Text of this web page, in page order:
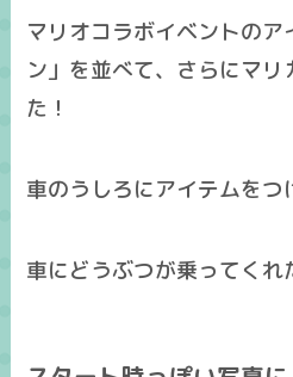
マリオコラボイベントの
ン」を並べて、さらにマ
た！
車のうしろにアイテムをつ
車にどうぶつが乗ってくれ